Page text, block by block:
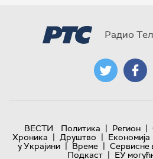
Радио
ВЕСТИ Политика | Регион |
Хроника | Друштво | Економија
у Украјини | Време | Сервисне
Подкаст | ЕУ